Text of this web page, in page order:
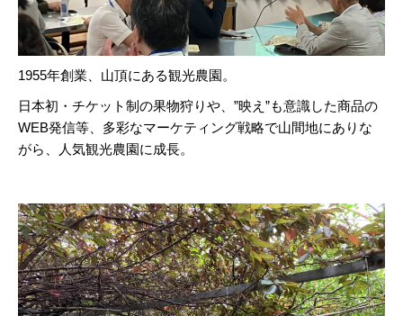
1955年創業、山頂にある観光農園。
日本初・チケット制の果物狩りや、”映え”も意識した商品の
WEB発信等、多彩なマーケティング戦略で山間地にありな
がら、人気観光農園に成長。